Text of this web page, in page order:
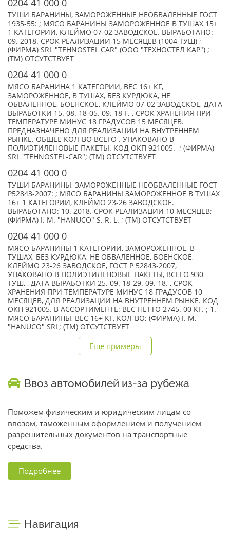
0204 41 000 0
ТУШИ БАРАНИНЫ, ЗАМОРОЖЕННЫЕ НЕОБВАЛЕННЫЕ ГОСТ
1935-55: ; МЯСО БАРАНИНЫ ЗАМОРОЖЕННОЕ В ТУШАХ 15+
1 КАТЕГОРИИ, КЛЕЙМО 07-02 ЗАВОДСКОЕ. ВЫРАБОТАНО:
09. 2018. СРОК РЕАЛИЗАЦИИ 15 МЕСЯЦЕВ (1004 ТУШ) ;
(ФИРМА) SRL "TEHNOSTEL CAR" (ООО "ТЕХНОСТЕЛ КАР") ;
(TM) ОТСУТСТВУЕТ
0204 41 000 0
МЯСО БАРАНИНА 1 КАТЕГОРИИ, ВЕС 16+ КГ,
ЗАМОРОЖЕННОЕ, В ТУШАХ, БЕЗ КУРДЮКА, НЕ
ОБВАЛЕННОЕ, БОЕНСКОЕ, КЛЕЙМО 07-02 ЗАВОДСКОЕ, ДАТА
ВЫРАБОТКИ 15. 08. 18-05. 09. 18 Г. , СРОК ХРАНЕНИЯ ПРИ
ТЕМПЕРАТУРЕ МИНУС 18 ГРАДУСОВ 15 МЕСЯЦЕВ.
ПРЕДНАЗНАЧЕНО ДЛЯ РЕАЛИЗАЦИИ НА ВНУТРЕННЕМ
РЫНКЕ. ОБЩЕЕ КОЛ-ВО ВСЕГО . УПАКОВАНО В
ПОЛИЭТИЛЕНОВЫЕ ПАКЕТЫ. КОД ОКП 921005. ; (ФИРМА)
SRL "TEHNOSTEL-CAR"; (TM) ОТСУТСТВУЕТ
0204 41 000 0
ТУШИ БАРАНИНЫ, ЗАМОРОЖЕННЫЕ НЕОБВАЛЕННЫЕ ГОСТ
Р52843-2007: ; МЯСО БАРАНИНЫ ЗАМОРОЖЕННОЕ В ТУШАХ
16+ 1 КАТЕГОРИИ, КЛЕЙМО 23-26 ЗАВОДСКОЕ.
ВЫРАБОТАНО: 10. 2018. СРОК РЕАЛИЗАЦИИ 10 МЕСЯЦЕВ;
(ФИРМА) I. M. "HANUCO" S. R. L. ; (TM) ОТСУТСТВУЕТ
0204 41 000 0
МЯСО БАРАНИНЫ 1 КАТЕГОРИИ, ЗАМОРОЖЕННОЕ, В
ТУШАХ, БЕЗ КУРДЮКА, НЕ ОБВАЛЕННОЕ, БОЕНСКОЕ,
КЛЕЙМО 23-26 ЗАВОДСКОЕ, ГОСТ P 52843-2007,
УПАКОВАНО В ПОЛИЭТИЛЕНОВЫЕ ПАКЕТЫ, ВСЕГО 930
ТУШ, , ДАТА ВЫРАБОТКИ 25. 09. 18-29. 09. 18. , СРОК
ХРАНЕНИЯ ПРИ ТЕМПЕРАТУРЕ МИНУС 18 ГРАДУСОВ 10
МЕСЯЦЕВ, ДЛЯ РЕАЛИЗАЦИИ НА ВНУТРЕННЕМ РЫНКЕ. КОД
ОКП 921005. В АССОРТИМЕНТЕ: ВЕС НЕТТО 2745. 00 КГ. ; 1.
МЯСО БАРАНИНЫ, ВЕС 16+ КГ, КОЛ-ВО; (ФИРМА) I. M.
"HANUCO" SRL; (TM) ОТСУТСТВУЕТ
Еще примеры
Ввоз автомобилей из-за рубежа
Поможем физическим и юридическим лицам со
ввозом, таможенным оформлением и получением
разрешительных документов на транспортные
средства.
Подробнее
Навигация